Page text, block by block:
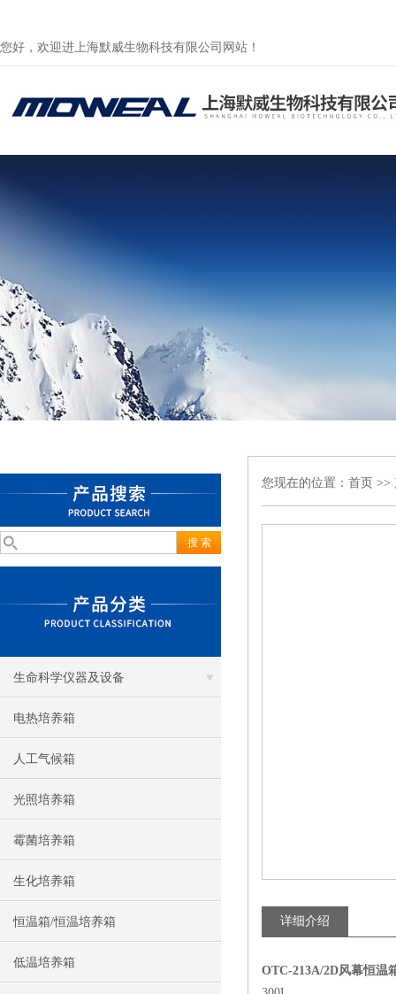
您好，欢迎进上海默威生物科技有限公司网站！
生命科学仪器及设备
电热培养箱
人工气候箱
光照培养箱
霉菌培养箱
生化培养箱
恒温箱/恒温培养箱
低温培养箱
您现在的位置： 首页 >>
详细介绍
OTC-213A/2D风幕恒温